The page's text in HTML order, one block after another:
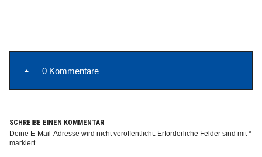
0 Kommentare
SCHREIBE EINEN KOMMENTAR
Deine E-Mail-Adresse wird nicht veröffentlicht. Erforderliche Felder sind mit*
markiert